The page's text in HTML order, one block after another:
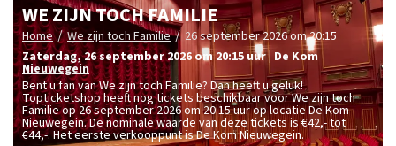
WE ZIJN TOCH FAMILIE
Home / We zijn toch Familie / 26 september 2026 om 20:15
zaterdag,26 september 2026 om 20:15 uur |De Kom
Nieuwegein
Bent u fan van We zijn toch Familie? Dan heeft u geluk!
Topticketshop heeft nog tickets beschikbaar voor We zijn toch
Familie op 26 september 2026 om 20:15 uur op locatie De Kom
Nieuwegein. De nominale waarde van deze tickets is€42,- tot
€44,-. Het eerste verkooppunt is De Kom Nieuwegein.